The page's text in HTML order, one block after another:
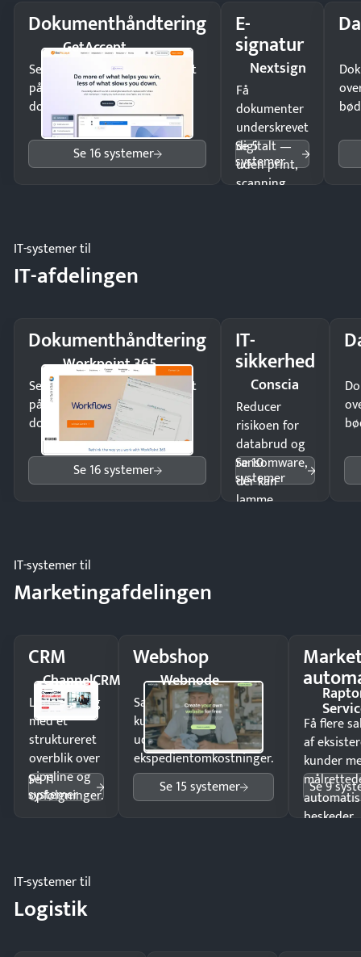
Dokumenthåndtering
GetAccept
Send kontrakter til underskrift
på minutter og mist ingen
dokumenter.
Se 16 systemer
E-
signatur
Nextsign
Få
dokumenter
underskrevet
digitalt —
uden print,
scanning
Se 5
systemer
IT-systemer til
IT-afdelingen
Dokumenthåndtering
Workpoint 365
Send kontrakter til underskrift
på minutter og mist ingen
dokumenter.
Se 16 systemer
IT-
sikkerhed
Conscia
Reducer
risikoen for
databrud og
ransomware,
der kan
lamme
Se 10
systemer
IT-systemer til
Marketingafdelingen
CRM
ChannelCRM
Luk flere salg
med et
struktureret
overblik over
pipeline og
opfølgninger.
Se 11
systemer
Webshop
Webnode
Sælg produkter 24/7 til
kunder i hele landet
uden
ekspedientomkostninger.
Se 15 systemer
Få flere
af
kunder
beskeder.
Se 9
IT-systemer til
Logistik